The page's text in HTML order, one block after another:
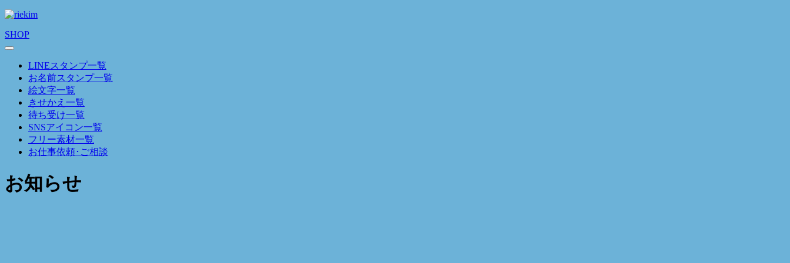
SHOP
LINEスタンプ一覧
お名前スタンプ一覧
絵文字一覧
きせかえ一覧
待ち受け一覧
SNSアイコン一覧
フリー素材一覧
お仕事依頼･ご相談
お知らせ